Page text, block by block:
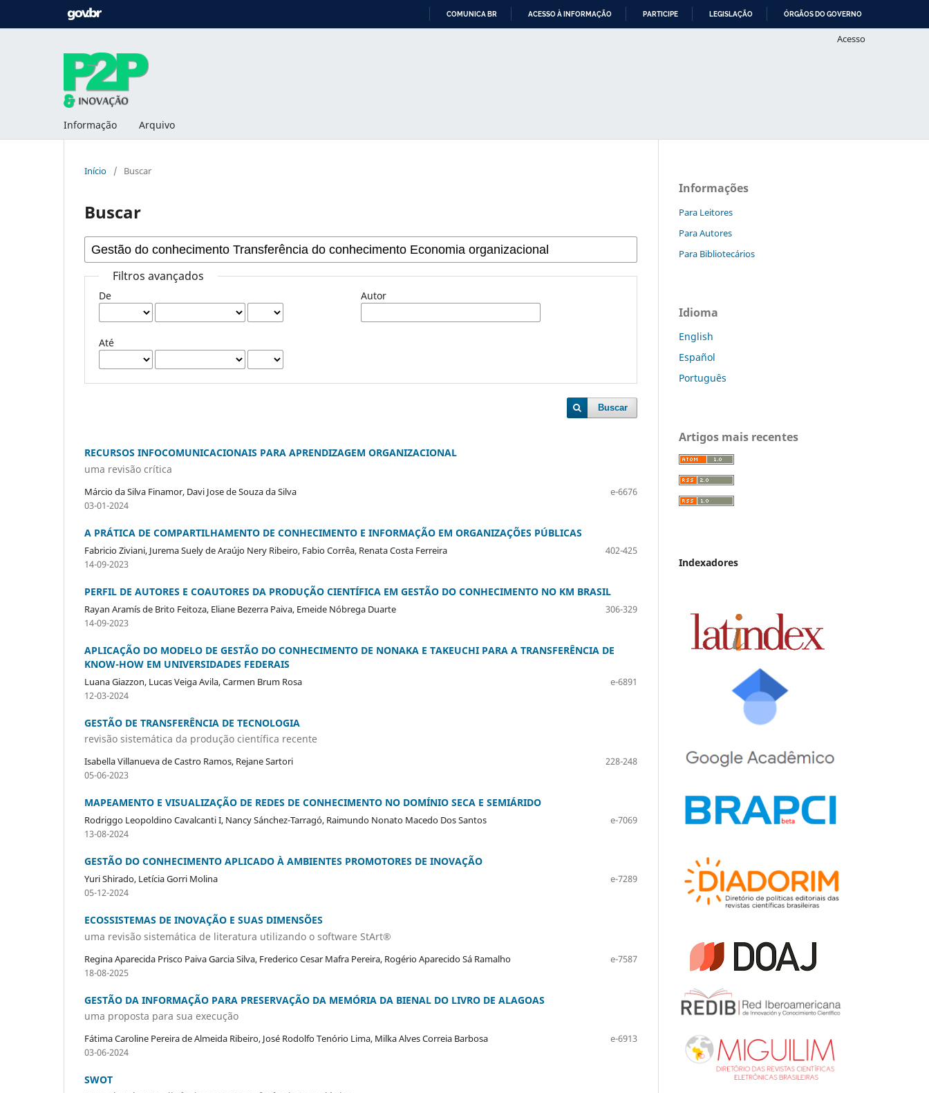
COMUNICA BR ACESSO À INFORMAÇÃO PARTICIPE LEGISLAÇÃO ÓRGÃOS DO GOVERNO
Informação Arquivo
Acesso
Início / Buscar
Buscar
Filtros avançados
De
Até
Autor
Buscar
RECURSOS INFOCOMUNICACIONAIS PARA APRENDIZAGEM ORGANIZACIONAL
uma revisão crítica
Márcio da Silva Finamor, Davi Jose de Souza da Silva
e-6676
03-01-2024
A PRÁTICA DE COMPARTILHAMENTO DE CONHECIMENTO E INFORMAÇÃO EM ORGANIZAÇÕES PÚBLICAS
Fabricio Ziviani, Jurema Suely de Araújo Nery Ribeiro, Fabio Corrêa, Renata Costa Ferreira
402-425
14-09-2023
PERFIL DE AUTORES E COAUTORES DA PRODUÇÃO CIENTÍFICA EM GESTÃO DO CONHECIMENTO NO KM BRASIL
Rayan Aramís de Brito Feitoza, Eliane Bezerra Paiva, Emeide Nóbrega Duarte
306-329
14-09-2023
APLICAÇÃO DO MODELO DE GESTÃO DO CONHECIMENTO DE NONAKA E TAKEUCHI PARA A TRANSFERÊNCIA DE
KNOW-HOW EM UNIVERSIDADES FEDERAIS
Luana Giazzon, Lucas Veiga Avila, Carmen Brum Rosa
e-6891
12-03-2024
GESTÃO DE TRANSFERÊNCIA DE TECNOLOGIA
revisão sistemática da produção científica recente
Isabella Villanueva de Castro Ramos, Rejane Sartori
228-248
05-06-2023
MAPEAMENTO E VISUALIZAÇÃO DE REDES DE CONHECIMENTO NO DOMÍNIO SECA E SEMIÁRIDO
Rodriggo Leopoldino Cavalcanti I, Nancy Sánchez-Tarragó, Raimundo Nonato Macedo Dos Santos
e-7069
13-08-2024
GESTÃO DO CONHECIMENTO APLICADO À AMBIENTES PROMOTORES DE INOVAÇÃO
Yuri Shirado, Letícia Gorri Molina
e-7289
05-12-2024
ECOSSISTEMAS DE INOVAÇÃO E SUAS DIMENSÕES
uma revisão sistemática de literatura utilizando o software StArt®
Regina Aparecida Prisco Paiva Garcia Silva, Frederico Cesar Mafra Pereira, Rogério Aparecido Sá Ramalho
e-7587
18-08-2025
GESTÃO DA INFORMAÇÃO PARA PRESERVAÇÃO DA MEMÓRIA DA BIENAL DO LIVRO DE ALAGOAS
uma proposta para sua execução
Fátima Caroline Pereira de Almeida Ribeiro, José Rodolfo Tenório Lima, Milka Alves Correia Barbosa
e-6913
03-06-2024
SWOT
Informações
Para Leitores
Para Autores
Para Bibliotecários
Idioma
English
Español
Português
Artigos mais recentes
Indexadores